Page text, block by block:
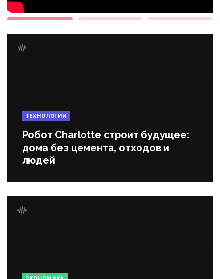
ТЕХНОЛОГИИ
Робот Charlotte строит будущее:
дома без цемента, отходов и
людей